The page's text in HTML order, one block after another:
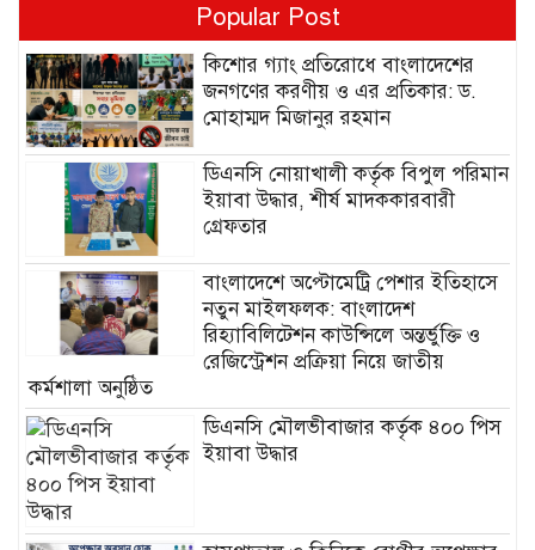
Popular Post
কিশোর গ্যাং প্রতিরোধে বাংলাদেশের
জনগণের করণীয় ও এর প্রতিকার: ড.
মোহাম্মদ মিজানুর রহমান
ডিএনসি নোয়াখালী কর্তৃক বিপুল পরিমান
ইয়াবা উদ্ধার, শীর্ষ মাদককারবারী
গ্রেফতার
বাংলাদেশে অপ্টোমেট্রি পেশার ইতিহাসে
নতুন মাইলফলক: বাংলাদেশ
রিহ্যাবিলিটেশন কাউন্সিলে অন্তর্ভুক্তি ও
রেজিস্ট্রেশন প্রক্রিয়া নিয়ে জাতীয়
কর্মশালা অনুষ্ঠিত
ডিএনসি মৌলভীবাজার কর্তৃক ৪০০ পিস
ইয়াবা উদ্ধার